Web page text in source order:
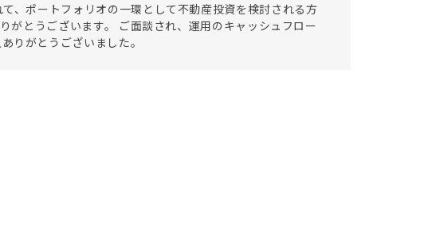
、ポートフォリオの一環として不動産投資を検討される方
がとうございます。 ご面談され、運用のキャッシュフロー
りがとうございました。